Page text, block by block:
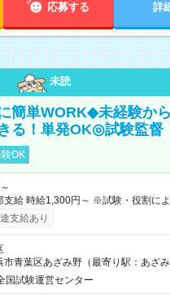
応募する 詳
未読
簡単WORK◆未経験か
る！単発OK◎試験監督
OK
により手当あり
より昇給あり 【即給（前払い）オプ
れる場合、勤務から1週間ほどで給与
模擬試験 8:30～17:30（休憩1時間）
10,400円＋交通費 ※当日の役割によ
・国家試験 7:00～13:30（休憩なし
100円）×6時間＝日収8,400円＋交通費 【
支給あり
青葉区あざみ野（最寄り駅：あざみ
国試験運営センター